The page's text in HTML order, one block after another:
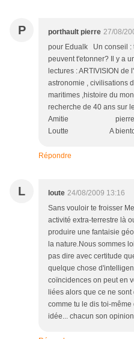
P porthault pierre 27/08/
pour Edualk Un conseil :
peuvent t'etonner? Il y a
lectures : ARTIVISION
astronomie , civilisations
maritimes ,histoire du
recherche de 40 ans sur
Amitie pierre
Loutte A
Répondre
L loute 24/08/2009 13:16
Sans vouloir te froisser
activité extra-terrestre là
produire une fantaisie
la nature.Nous sommes
pas dire avec certitude
quelque chose
coïncidences on peut en
liées alors que ce ne
comme tu le dis toi-
idée... chacun son